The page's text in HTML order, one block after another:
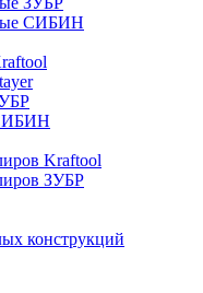
СИБИН
Kraftool
ЗУБР
конструкций